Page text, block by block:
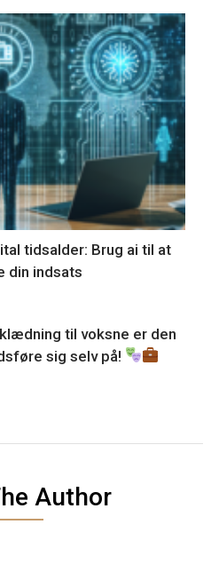
tidsalder: Brug ai til at
din indsats
til voksne er den
sig selv på!
Author